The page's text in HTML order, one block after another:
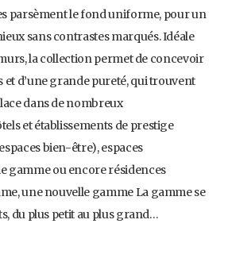
parsèment le fond uniforme, pour un
sans contrastes marqués. Idéale
la collection permet de concevoir
et d’une grande pureté, qui trouvent
dans de nombreux
et établissements de prestige
bien-être), espaces
gamme ou encore résidences
une nouvelle gamme La gamme se
du plus petit au plus grand…